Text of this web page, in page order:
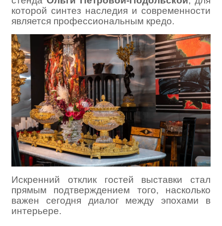
которой синтез наследия и современности
является профессиональным кредо.
Искренний отклик гостей выставки стал
прямым подтверждением того, насколько
важен сегодня диалог между эпохами в
интерьере.